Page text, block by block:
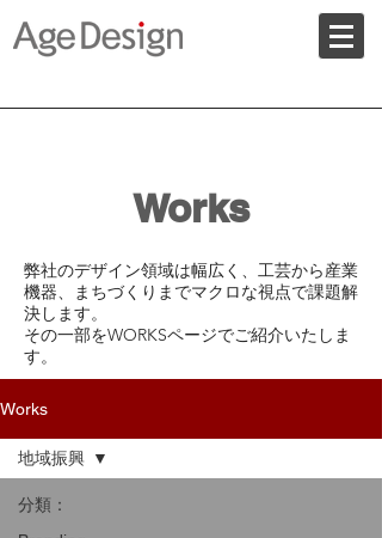
Works
​弊社のデザイン領域は幅広く、工芸から産業
機器、まちづくりまでマクロな視点で課題解
決します。
​その一部をWORKSページでご紹介いたしま
す。
Works
分類：
地域振興